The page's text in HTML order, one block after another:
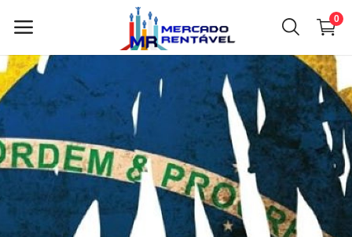
0
Vender
Menu principal
Categorias